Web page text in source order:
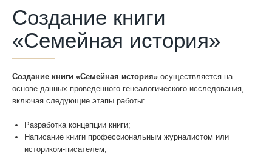
Создание книги
«Семейная история»
Создание книги «Семейная история» осуществляется на
основе данных проведенного генеалогического исследования,
включая следующие этапы работы:
Разработка концепции книги;
Написание книги профессиональным журналистом или
историком-писателем;